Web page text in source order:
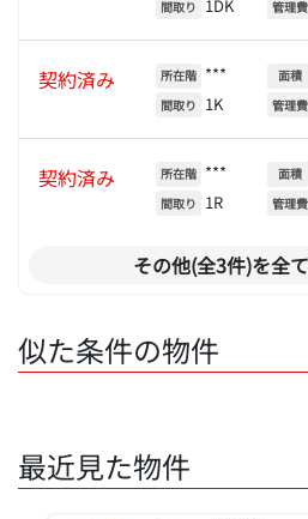
間取り 1DK 管理費
契約済み 所在階 ***
間取り 1K
面積
管理費
契約済み 所在階 ***
間取り 1R
面積
管理費
その他(全3件)を全
似た条件の物件
最近見た物件